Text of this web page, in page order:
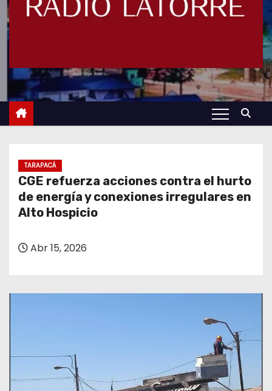
TARAPACÁ
CGE refuerza acciones contra el hurto
de energía y conexiones irregulares en
Alto Hospicio
Abr 15, 2026